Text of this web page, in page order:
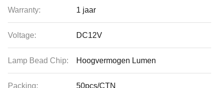
Warranty: 1 jaar
Voltage: DC12V
Lamp Bead Chip: Hoogvermogen Lumen
Packing: 50pcs/CTN